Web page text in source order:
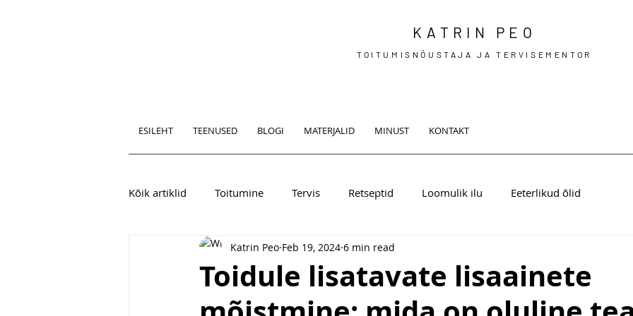
KATRIN PEO
TOITUMISNÕUSTAJA JA TERVISEMENTOR
ESILEHT TEENUSED BLOGI MATERJALID MINUST KONTAKT
Kõik artiklid Toitumine Tervis Retseptid Loomulik ilu Eeterlikud õlid
Toidule lisatavate lisaainete
Katrin Peo Feb 19, 2024 6 min read